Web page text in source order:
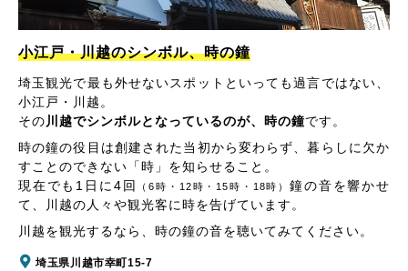
小江戸・川越のシンボル、時の鐘
埼玉観光で最も外せないスポットといっても過言ではない、
小江戸・川越。
その川越でシンボルとなっているのが、時の鐘です。
時の鐘の役目は創建された当初から変わらず、暮らしに欠か
すことのできない「時」を知らせること。
現在でも1日に4回
（6時・12時・15時・18時）鐘の音を響かせ
て、川越の人々や観光客に時を告げています。
川越を観光するなら、時の鐘の音を聴いてみてください。
埼玉県川越市幸町15-7